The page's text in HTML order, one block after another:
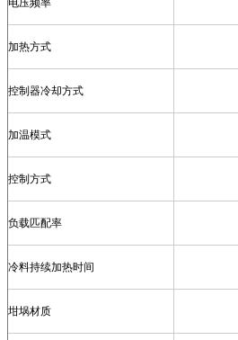
电压频率
加热方式
控制器冷却方式
加温模式
控制方式
负载匹配率
冷料持续加热时间
坩埚材质